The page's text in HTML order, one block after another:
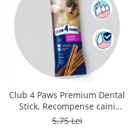
Club 4 Paws Premium Dental
Stick, Recompense caini
0,117kg
5,75 Lei